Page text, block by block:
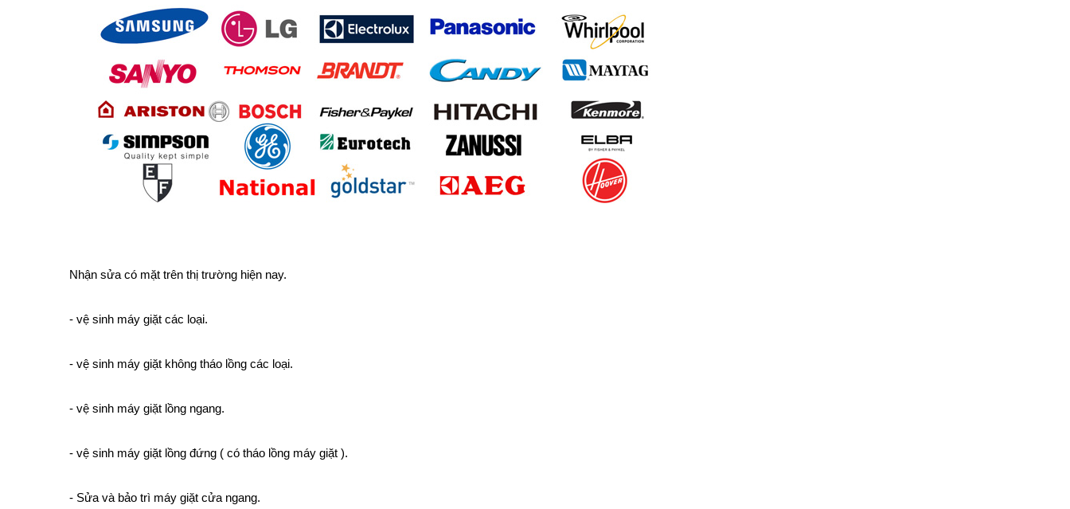
Nhận sửa có mặt trên thị trường hiện nay.
- vệ sinh máy giặt các loại.
- vệ sinh máy giặt không tháo lồng các loại.
- vệ sinh máy giặt lồng ngang.
- vệ sinh máy giặt lồng đứng ( có tháo lồng máy giặt ).
- Sửa và bảo trì máy giặt cửa ngang.